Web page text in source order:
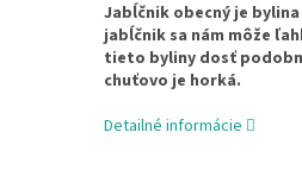
Jabĺčnik obecný je
jabĺčnik sa nám môže
tieto byliny dosť
chuťovo je horká.
Detailné informácie